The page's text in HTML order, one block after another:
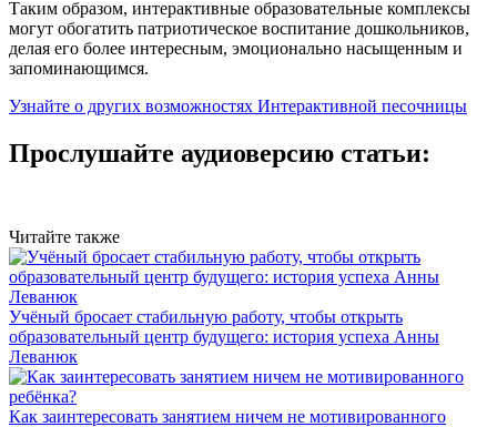
Таким образом, интерактивные образовательные комплексы
могут обогатить патриотическое воспитание дошкольников,
делая его более интересным, эмоционально насыщенным и
запоминающимся.
Узнайте о других возможностях Интерактивной песочницы
Прослушайте аудиоверсию статьи:
Читайте также
Учёный бросает стабильную работу, чтобы открыть
образовательный центр будущего: история успеха Анны
Леванюк
Как заинтересовать занятием ничем не мотивированного